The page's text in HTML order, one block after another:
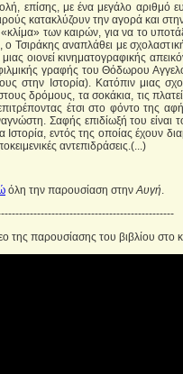
επίσης, με ένα μεγάλο αριθμό
κατακλύζουν την αγορά και
των καιρών, για να το
Τσιράκης αναπλάθει με
οιονεί κινηματογραφικής
γραφής του Θόδωρου
στην Ιστορία). Κατόπιν μιας
δρόμους, τα σοκάκια, τις
έτσι στο φόντο της
Σαφής επιδίωξή του
Ιστορία, εντός της οποίας έχουν
αντεπιδράσεις.(...)
όλη την παρουσίαση στηνΑυγή.
της παρουσίασης του βιβλίου